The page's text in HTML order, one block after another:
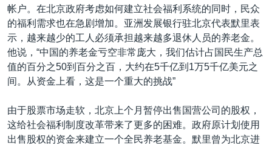
帐户。在北京政府考虑如何建立社会福利系统的同时，民众
的福利需求也在急剧增加。亚洲发展银行驻北京代表默里表
示，越来越少的工人必须承担越来越多退休人员的养老金。
他说，“中国的养老金亏空非常庞大，我们估计占国民生产总
值的百分之50到百分之百，大约在5千亿到1万5千亿美元之
间。从资金上看，这是一个重大的挑战”
由于股票市场走软，北京上个月暂停出售国营公司的股权，
这给社会福利制度改革带来了更多的困难。政府原计划使用
出售股权的资金来建立一个全民养老基金。默里曾为北京进